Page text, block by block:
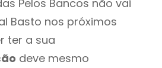
Pelos Bancos não vai
Basto nos próximos
ter a sua
deve mesmo